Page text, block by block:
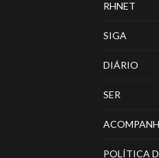
RHNET
SIGA
DIÁRIO
SER
POLÍTICA